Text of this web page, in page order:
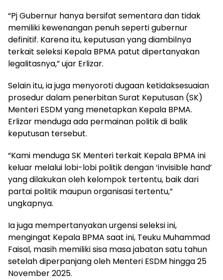
“Pj Gubernur hanya bersifat sementara dan tidak
memiliki kewenangan penuh seperti gubernur
definitif. Karena itu, keputusan yang diambilnya
terkait seleksi Kepala BPMA patut dipertanyakan
legalitasnya,” ujar Erlizar.
Selain itu, ia juga menyoroti dugaan ketidaksesuaian
prosedur dalam penerbitan Surat Keputusan (SK)
Menteri ESDM yang menetapkan Kepala BPMA.
Erlizar menduga ada permainan politik di balik
keputusan tersebut.
“Kami menduga SK Menteri terkait Kepala BPMA ini
keluar melalui lobi-lobi politik dengan ‘invisible hand’
yang dilakukan oleh kelompok tertentu, baik dari
partai politik maupun organisasi tertentu,”
ungkapnya.
Ia juga mempertanyakan urgensi seleksi ini,
mengingat Kepala BPMA saat ini, Teuku Muhammad
Faisal, masih memiliki sisa masa jabatan satu tahun
setelah diperpanjang oleh Menteri ESDM hingga 25
November 2025.